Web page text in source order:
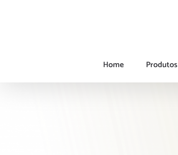
Home Produtos